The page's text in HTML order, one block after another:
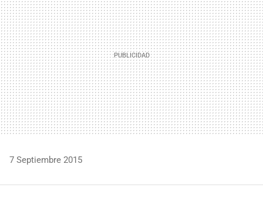
7 Septiembre 2015